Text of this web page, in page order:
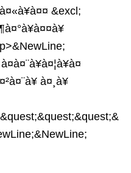
&excl;
à¤¸à¥